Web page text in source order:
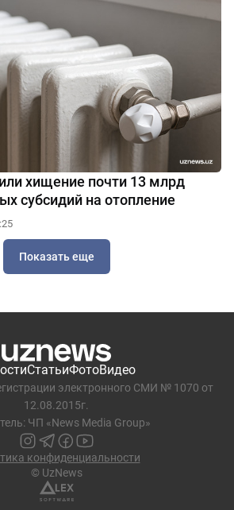
хищение почти 13 млрд
субсидий на отопление
Показать еще
СтатьиФотоВидео
электронного СМИ № 1070 от
12.08.2015г.
ЧП «News Media Group»
конфиденциальности
© UzNews